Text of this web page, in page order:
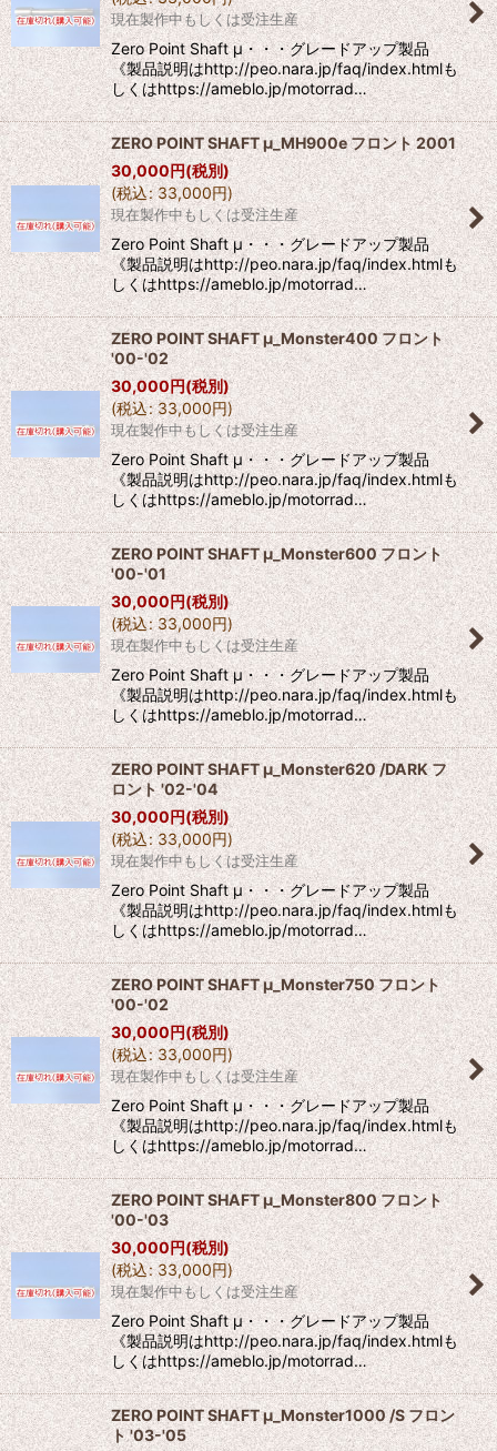
現在製作中もしくは受注生産
Zero Point Shaft μ・・・グレードアップ製品
《製品説明はhttp://peo.nara.jp/faq/index.htmlも
しくはhttps://ameblo.jp/motorrad…
ZERO POINT SHAFT μ_MH900e フロント 2001
30,000円(税別)
(税込: 33,000円)
現在製作中もしくは受注生産
Zero Point Shaft μ・・・グレードアップ製品
《製品説明はhttp://peo.nara.jp/faq/index.htmlも
しくはhttps://ameblo.jp/motorrad…
ZERO POINT SHAFT μ_Monster400 フロント
'00-'02
30,000円(税別)
(税込: 33,000円)
現在製作中もしくは受注生産
Zero Point Shaft μ・・・グレードアップ製品
《製品説明はhttp://peo.nara.jp/faq/index.htmlも
しくはhttps://ameblo.jp/motorrad…
ZERO POINT SHAFT μ_Monster600 フロント
'00-'01
30,000円(税別)
(税込: 33,000円)
現在製作中もしくは受注生産
Zero Point Shaft μ・・・グレードアップ製品
《製品説明はhttp://peo.nara.jp/faq/index.htmlも
しくはhttps://ameblo.jp/motorrad…
ZERO POINT SHAFT μ_Monster620 /DARK フ
ロント '02-'04
30,000円(税別)
(税込: 33,000円)
現在製作中もしくは受注生産
Zero Point Shaft μ・・・グレードアップ製品
《製品説明はhttp://peo.nara.jp/faq/index.htmlも
しくはhttps://ameblo.jp/motorrad…
ZERO POINT SHAFT μ_Monster750 フロント
'00-'02
30,000円(税別)
(税込: 33,000円)
現在製作中もしくは受注生産
Zero Point Shaft μ・・・グレードアップ製品
《製品説明はhttp://peo.nara.jp/faq/index.htmlも
しくはhttps://ameblo.jp/motorrad…
ZERO POINT SHAFT μ_Monster800 フロント
'00-'03
30,000円(税別)
(税込: 33,000円)
現在製作中もしくは受注生産
Zero Point Shaft μ・・・グレードアップ製品
《製品説明はhttp://peo.nara.jp/faq/index.htmlも
しくはhttps://ameblo.jp/motorrad…
ZERO POINT SHAFT μ_Monster1000 /S フロン
ト '03-'05